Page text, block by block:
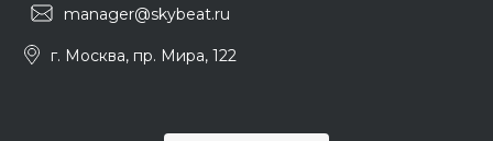
manager@skybeat.ru
г. Москва, пр. Мира, 122